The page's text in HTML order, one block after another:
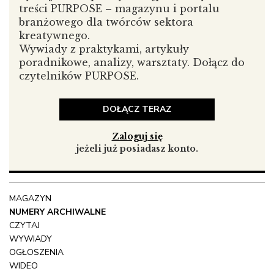
oczywistym było, że tylko dojrzały człowiek (choć
dojrzałość można osiągnąć w różnym wieku) może
tworzyć dzieła i wypowiadać się na temat sztuki. Dziecko
mogło jedynie w ramach swojego rozwoju jako
jednostki ludzki uczestniczyć w życiu sztuki jako jej
bierny odbiorca.
treści PURPOSE – magazynu i portalu
branżowego dla twórców sektora
kreatywnego.
Wywiady z praktykami, artykuły
poradnikowe, analizy, warsztaty. Dołącz do
czytelników PURPOSE.
DOŁĄCZ TERAZ
Zaloguj się
jeżeli już posiadasz konto.
MAGAZYN
NUMERY ARCHIWALNE
CZYTAJ
WYWIADY
OGŁOSZENIA
WIDEO